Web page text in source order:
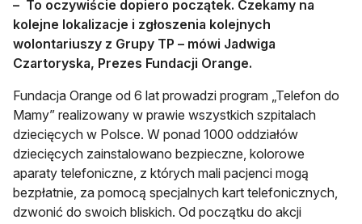
– To oczywiście dopiero początek. Czekamy na
kolejne lokalizacje i zgłoszenia kolejnych
wolontariuszy z Grupy TP – mówi Jadwiga
Czartoryska, Prezes Fundacji Orange.
Fundacja Orange od 6 lat prowadzi program „Telefon do
Mamy” realizowany w prawie wszystkich szpitalach
dziecięcych w Polsce. W ponad 1000 oddziałów
dziecięcych zainstalowano bezpieczne, kolorowe
aparaty telefoniczne, z których mali pacjenci mogą
bezpłatnie, za pomocą specjalnych kart telefonicznych,
dzwonić do swoich bliskich. Od początku do akcji